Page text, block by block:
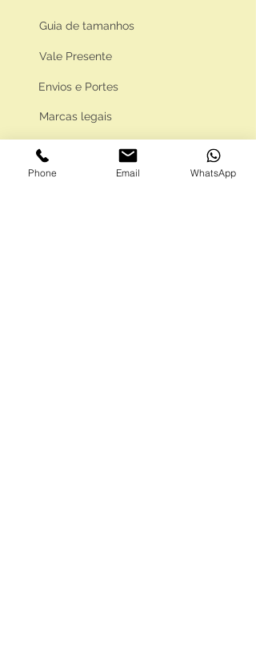
Guia de tamanhos
Vale Presente
Envios e Portes
Marcas legais
Programa Fidelidade
Phone Email WhatsApp